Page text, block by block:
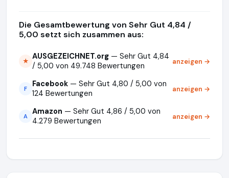
Die Gesamtbewertung von Sehr Gut 4,84 /
5,00 setzt sich zusammen aus:
★ AUSGEZEICHNET.org — Sehr Gut 4,84
/ 5,00 von 49.748 Bewertungen
anzeigen →
F Facebook — Sehr Gut 4,80 / 5,00 von
124 Bewertungen
anzeigen →
A Amazon — Sehr Gut 4,86 / 5,00 von
4.279 Bewertungen
anzeigen →